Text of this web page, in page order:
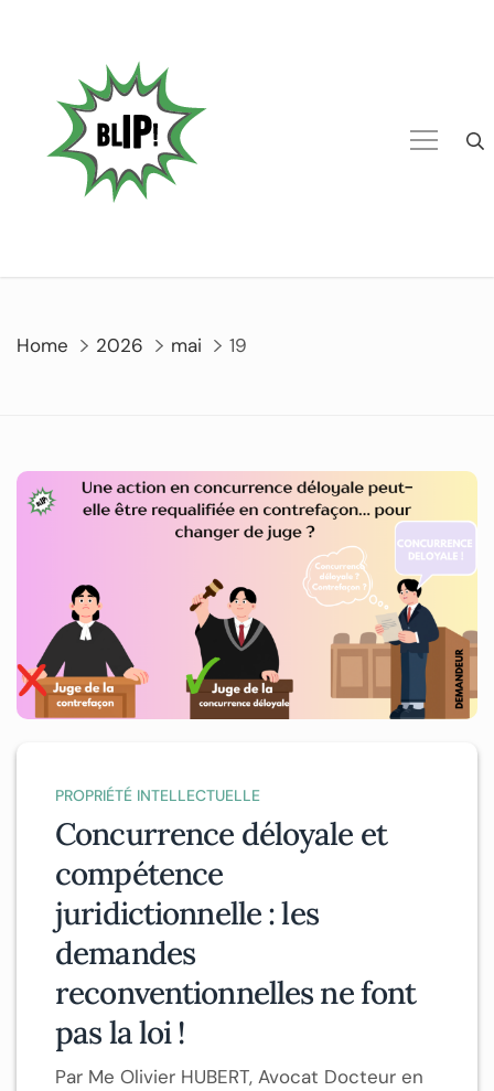
Home 2026 mai 19
PROPRIÉTÉ INTELLECTUELLE
Concurrence déloyale et
compétence
juridictionnelle : les
demandes
reconventionnelles ne font
pas la loi !
Par Me Olivier HUBERT, Avocat Docteur en